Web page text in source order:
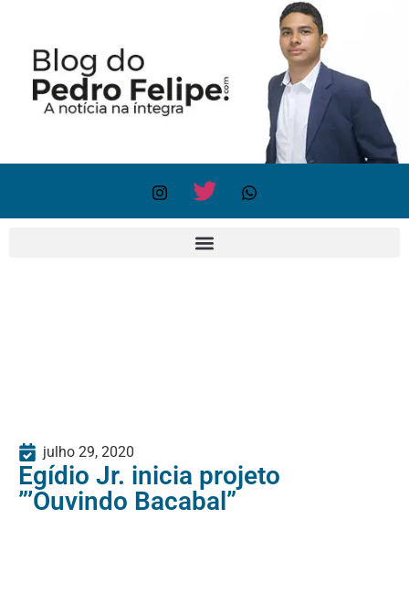
julho 29, 2020
Egídio Jr. inicia projeto
”’Ouvindo Bacabal”